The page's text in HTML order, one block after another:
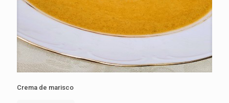
Crema de marisco